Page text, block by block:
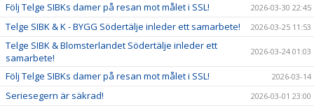
Följ Telge SIBKs damer på resan mot målet i SSL! 2026-03-30 22:45
Telge SIBK & K - BYGG Södertälje inleder ett samarbete! 2026-03-25 11:53
Telge SIBK & Blomsterlandet Södertälje inleder ett
samarbete!
2026-03-24 01:03
Följ Telge SIBKs damer på resan mot målet i SSL! 2026-03-14
Seriesegern är säkrad! 2026-03-01 23:00